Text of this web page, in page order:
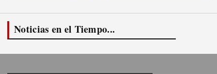
Noticias en el Tiempo...